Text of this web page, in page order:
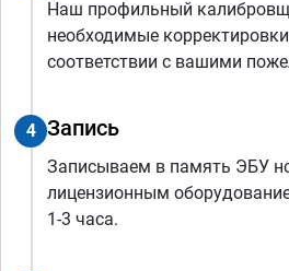
Наш профильный
необходимые
соответствии с вашими
4 Запись
Записываем в память ЭБУ
лицензионным
1-3 часа.